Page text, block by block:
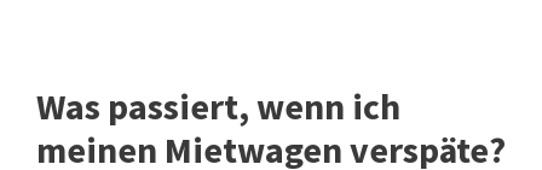
Was passiert, wenn ich
meinen Mietwagen verspäte?